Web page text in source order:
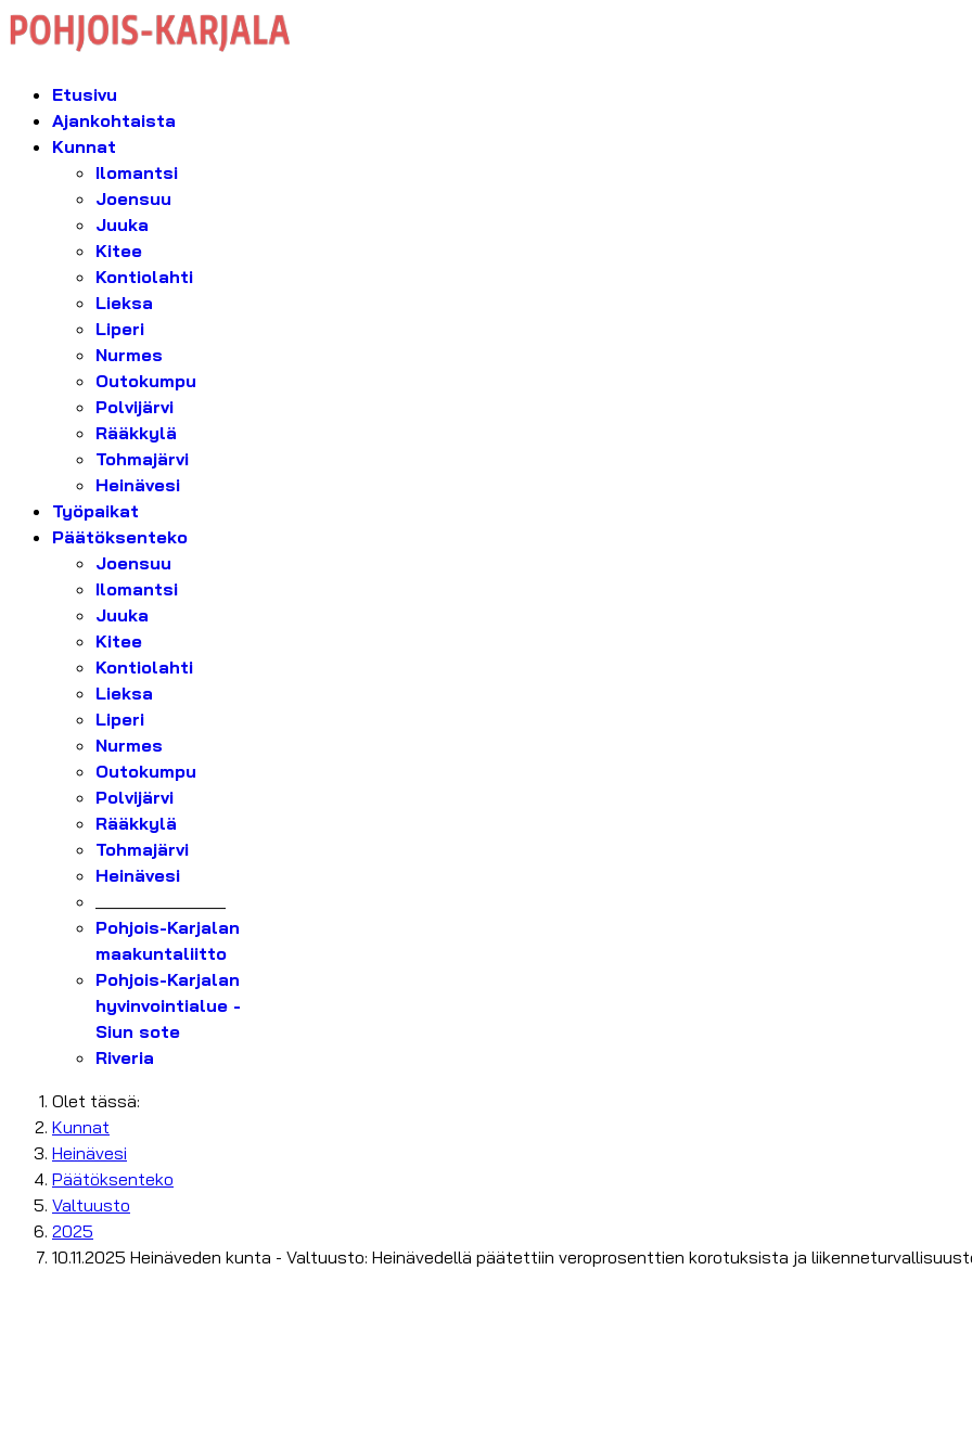
Etusivu
Ajankohtaista
Kunnat
Ilomantsi
Joensuu
Juuka
Kitee
Kontiolahti
Lieksa
Liperi
Nurmes
Outokumpu
Polvijärvi
Rääkkylä
Tohmajärvi
Heinävesi
Työpaikat
Päätöksenteko
Joensuu
Ilomantsi
Juuka
Kitee
Kontiolahti
Lieksa
Liperi
Nurmes
Outokumpu
Polvijärvi
Rääkkylä
Tohmajärvi
Heinävesi
Pohjois-Karjalan
maakuntaliitto
Pohjois-Karjalan
hyvinvointialue -
Siun sote
Riveria
Olet tässä:
Kunnat
Heinävesi
Päätöksenteko
Valtuusto
2025
10.11.2025 Heinäveden kunta - Valtuusto: Heinävedellä päätettiin veroprosenttien korotuksista ja